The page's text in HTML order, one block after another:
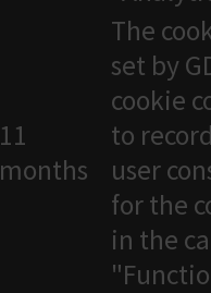
11
months
The
set by
cookie
to
user
for the
in the